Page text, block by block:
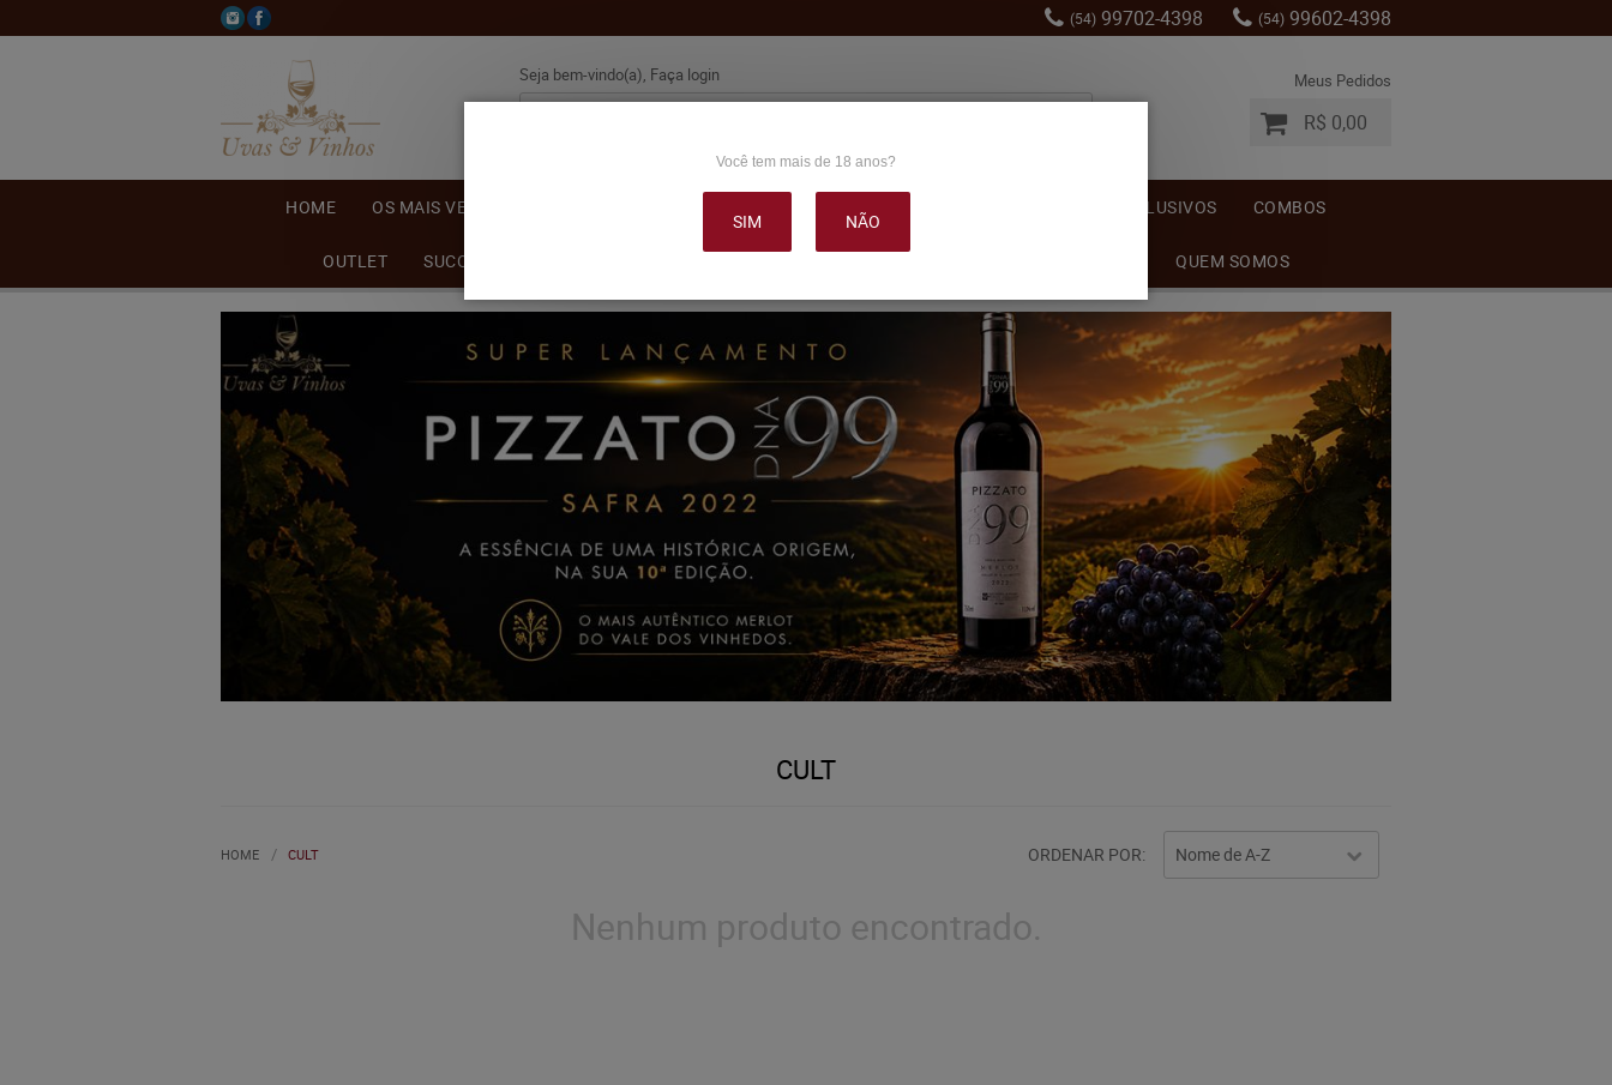
(54) 99702-4398 (54) 99602-4398
Seja bem-vindo(a), Faça login Meus Pedidos
R$ 0,00
HOME OS MAIS VENDIDOS LANÇAMENTOS EXCLUSIVOS COMBOS
OUTLET SUCO DE UVA QUEM SOMOS
CULT
HOME CULT ORDENAR POR Nome de A-Z
Nenhum produto encontrado.
Você tem mais de 18 anos?
SIM NÃO